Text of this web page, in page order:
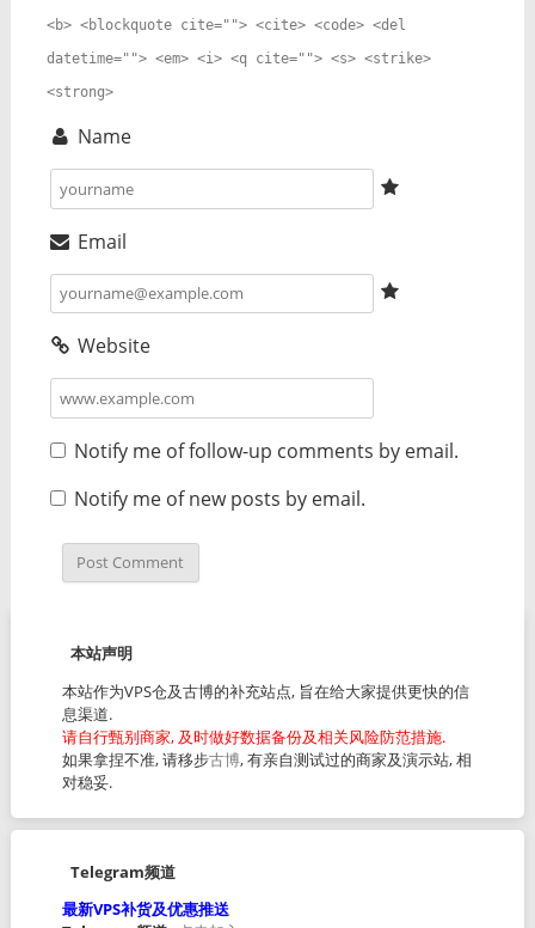
<b> <blockquote cite=""> <cite> <code> <del
datetime=""> <em> <i> <q cite=""> <s> <strike>
<strong>
Name
Email
Website
Notify me of follow-up comments by email.
Notify me of new posts by email.
本站声明
本站作为VPS仓及古博的补充站点, 旨在给大家提供更快的信
息渠道.
请自行甄别商家, 及时做好数据备份及相关风险防范措施.
如果拿捏不准, 请移步古博, 有亲自测试过的商家及演示站, 相
对稳妥.
Telegram频道
最新VPS补货及优惠推送